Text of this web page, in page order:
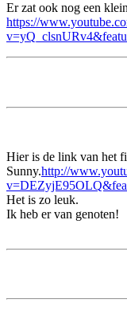
Er zat ook nog een
https://
Hier is de link van het
Sunny.http://
Het is zo leuk.
Ik heb er van genoten!